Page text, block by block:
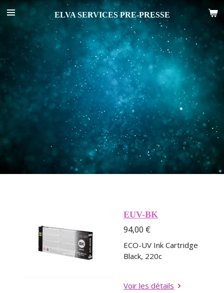
Passer
contenu
principal
ELVA SERVICES PRE-PRESSE
EUV-BK
94,00 €
ECO-UV Ink Cartridge
Black, 220c
Voir les détails